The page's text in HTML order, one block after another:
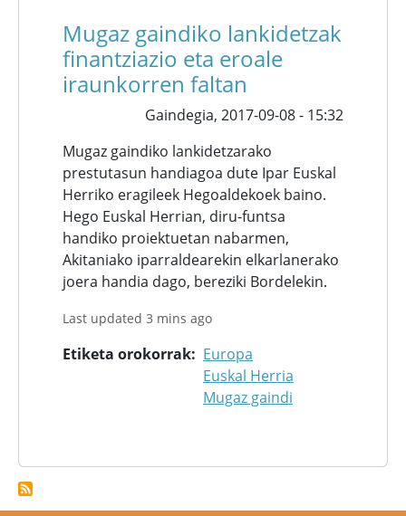
Mugaz gaindiko lankidetzak
finantziazio eta eroale
iraunkorren faltan
Gaindegia, 2017-09-08 - 15:32
Mugaz gaindiko lankidetzarako
prestutasun handiagoa dute Ipar Euskal
Herriko eragileek Hegoaldekoek baino.
Hego Euskal Herrian, diru-funtsa
handiko proiektuetan nabarmen,
Akitaniako iparraldearekin elkarlanerako
joera handia dago, bereziki Bordelekin.
Last updated 3 mins ago
Etiketa orokorrak
Europa
Euskal Herria
Mugaz gaindi